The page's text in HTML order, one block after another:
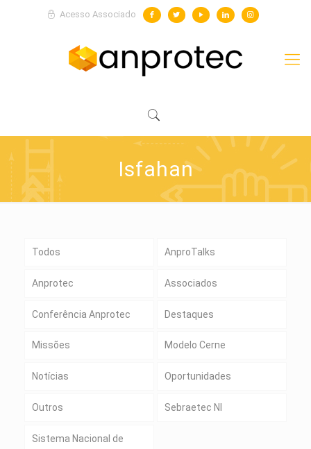
Acesso Associado
Isfahan
Todos AnproTalks
Anprotec Associados
Conferência Anprotec Destaques
Missões Modelo Cerne
Notícias Oportunidades
Outros Sebraetec NI
Sistema Nacional de